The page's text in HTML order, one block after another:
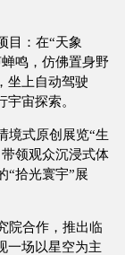
目：在“天象
鸣，仿佛置身野
坐上自动驾驶
宙探索。
境式原创展览“生
领观众沉浸式体
“拾光寰宇”展
院合作，推出临
一场以星空为主